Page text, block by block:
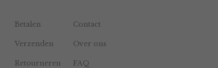
Betalen Contact
Verzenden Over ons
Retourneren FAQ